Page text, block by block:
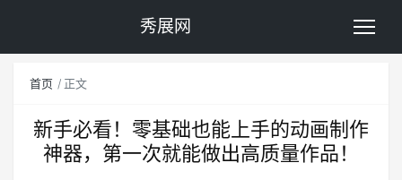
秀展网
首页 正文
新手必看！零基础也能上手的动画制作
神器，第一次就能做出高质量作品！